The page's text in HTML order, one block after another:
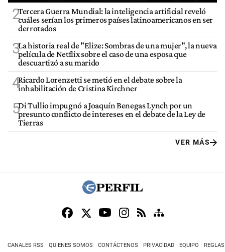
2Tercera Guerra Mundial: la inteligencia artificial reveló
cuáles serían los primeros países latinoamericanos en ser
derrotados
3La historia real de "Elize: Sombras de una mujer", la nueva
película de Netflix sobre el caso de una esposa que
descuartizó a su marido
4Ricardo Lorenzetti se metió en el debate sobre la
inhabilitación de Cristina Kirchner
5Di Tullio impugnó a Joaquín Benegas Lynch por un
presunto conflicto de intereses en el debate de la Ley de
Tierras
VER MÁS
CANALES RSS QUIENES SOMOS CONTÁCTENOS PRIVACIDAD EQUIPO